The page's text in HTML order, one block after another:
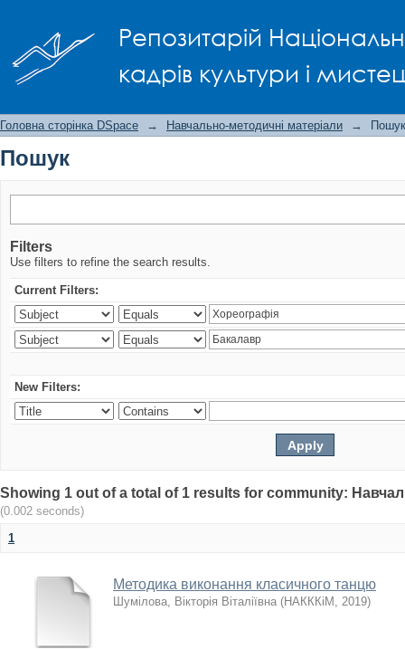
Репозитарій
кадрів культури і
Головна сторінка DSpace → Навчально-методичні матеріали → Пошук
Пошук
Filters
Use filters to refine the search results.
Current Filters:
New Filters:
Showing 1 out of a total of 1 results for community:
(0.002 seconds)
1
Методика виконання класичного танцю
Шумілова, Вікторія Віталіївна (НАКККіМ , 2019)